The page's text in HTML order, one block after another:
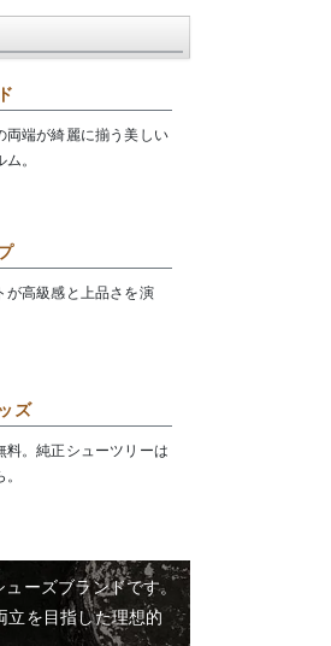
両端が綺麗に揃う美しい
。
が高級感と上品さを演
ズ
料。純正シューツリーは
ーズブランドです。
を目指した理想的